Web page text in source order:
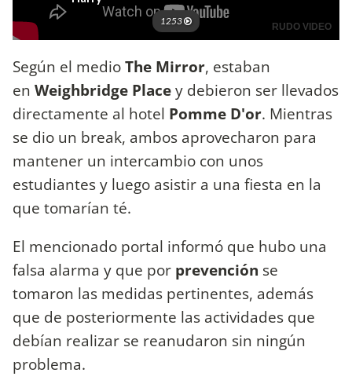
Según el medioThe Mirror, estaban
en Weighbridge Placey debieron ser llevados
directamente al hotel Pomme D'or. Mientras
se dio un break, ambos aprovecharon para
mantener un intercambio con unos
estudiantes y luego asistir a una fiesta en la
que tomarían té.
El mencionado portal informó que hubo una
falsa alarma y que por prevención se
tomaron las medidas pertinentes, además
que de posteriormente las actividades que
debían realizar se reanudaron sin ningún
problema.